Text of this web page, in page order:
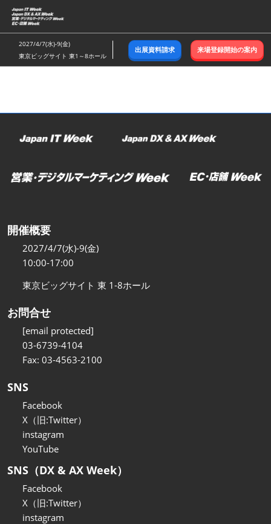
ス
キ
ッ
し
む
2027/4/7(水)-9(金)
東京ビッグサイト 東1～8ホール
出展資料請求 来場登録開始の案内
開催概要
2027/4/7(水)-9(金)
10:00-17:00
東京ビッグサイト 東 1-8ホール
お問合せ
[email protected]
03-6739-4104
Fax: 03-4563-2100
SNS
Facebook
X（旧:Twitter）
instagram
YouTube
SNS（DX & AX Week）
Facebook
X（旧:Twitter）
instagram